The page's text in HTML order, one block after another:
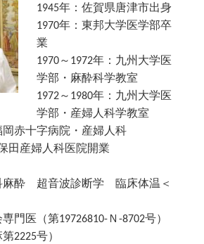
1945年：佐賀県唐津市出身
1970年：東邦大学医学部卒
業
1970～1972年：九州大学医
学部・麻酔科学教室
1972～1980年：九州大学医
学部・産婦人科学教室
岡赤十字病院・産婦人科
田産婦人科医院開業
酔 超音波診断学 臨床体温＜
門医（第19726810-Ｎ-8702号）
2225号）